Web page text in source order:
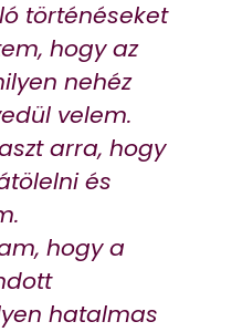
történéseket
hogy az
nehéz
velem.
arra, hogy
és
hogy a
hatalmas